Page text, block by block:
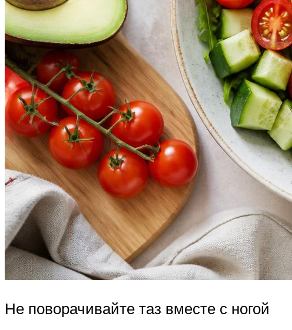
Не поворачивайте таз вместе с ногой